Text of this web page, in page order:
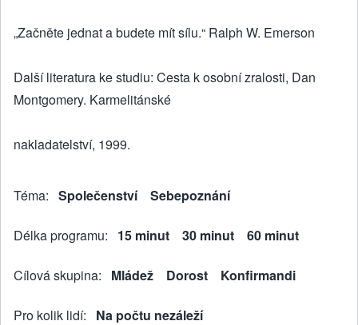
„Začněte jednat a budete mít sílu.“ Ralph W. Emerson
Další literatura ke studiu: Cesta k osobní zralosti, Dan
Montgomery. Karmelitánské
nakladatelství, 1999.
Téma Společenství Sebepoznání
Délka programu 15 minut 30 minut 60 minut
Cílová skupina Mládež Dorost Konfirmandi
Pro kolik lidí Na počtu nezáleží